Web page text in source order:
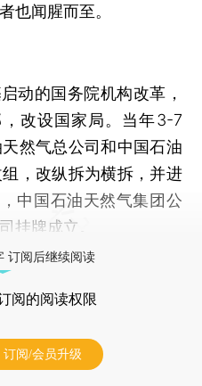
也闻腥而至。
的国务院机构改革，
改设国家局。当年3-7
然气总公司和中国石油
，改纵拆为横拆，并进
中国石油天然气集团公
挂牌成立。
订阅后继续阅读
阅的阅读权限
订阅/会员升级